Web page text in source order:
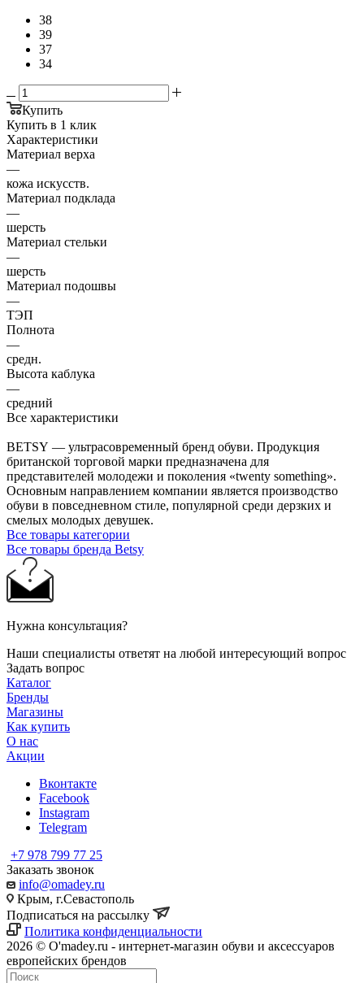
38
39
37
34
Купить
Купить в 1 клик
Характеристики
Материал верха
—
кожа искусств.
Материал подклада
—
шерсть
Материал стельки
—
шерсть
Материал подошвы
—
ТЭП
Полнота
—
средн.
Высота каблука
—
средний
Все характеристики
BETSY — ультрасовременный бренд обуви. Продукция
британской торговой марки предназначена для
представителей молодежи и поколения «twenty something».
Основным направлением компании является производство
обуви в повседневном стиле, популярной среди дерзких и
смелых молодых девушек.
Все товары категории
Все товары бренда Betsy
Нужна консультация?
Наши специалисты ответят на любой интересующий вопрос
Задать вопрос
Каталог
Бренды
Магазины
Как купить
О нас
Акции
Вконтакте
Facebook
Instagram
Telegram
+7 978 799 77 25
Заказать звонок
info@omadey.ru
Крым, г.Севастополь
Подписаться на рассылку
Политика конфиденциальности
2026 © O'madey.ru - интернет-магазин обуви и аксессуаров
европейских брендов